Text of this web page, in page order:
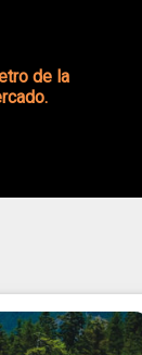
de la